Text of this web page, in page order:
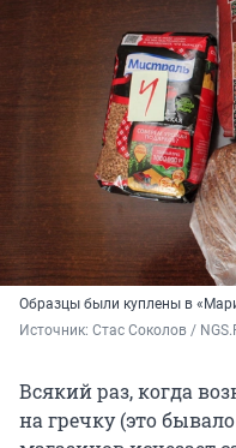
Образцы были куплены в
Источник: Стас Соколов /
Всякий раз, когда
на гречку (это